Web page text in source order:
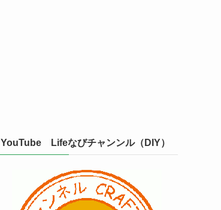
YouTube Lifeなびチャンンル（DIY）